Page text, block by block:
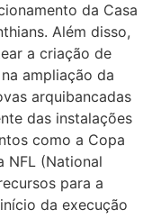
da Casa
Além disso,
a criação de
ampliação da
arquibancadas
das instalações
como a Copa
NFL (National
para a
da execução